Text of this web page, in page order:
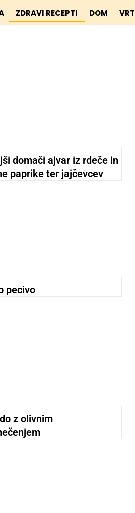
ZDRAVI RECEPTI DOM VRT
domači ajvar iz rdeče in
paprike ter jajčevcev
pecivo
z olivnim